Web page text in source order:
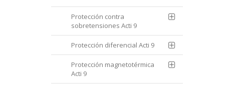
Protección contra
sobretensiones Acti 9
Protección diferencial Acti 9
Protección magnetotérmica
Acti 9